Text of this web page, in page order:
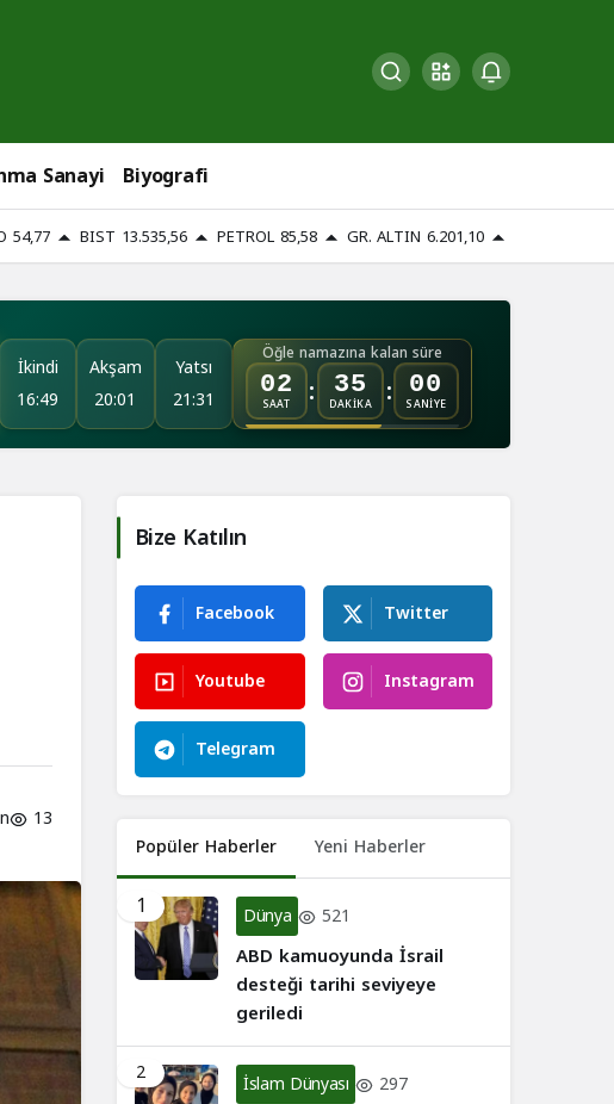
Sanayi Biyografi
54,77 BIST 13.535,56 PETROL 85,58 GR. ALTIN 6.201,10
İkindi
16:49
Akşam
20:01
Yatsı
21:31
Öğle namazına kalan süre
02
SAAT : 34
DAKİKA : 59
SANİYE
13
Bize Katılın
Facebook Twitter
Youtube Instagram
Telegram
Popüler Haberler Yeni Haberler
1 Dünya 521
ABD kamuoyunda İsrail
desteği tarihi seviyeye
geriledi
2 İslam Dünyası 297